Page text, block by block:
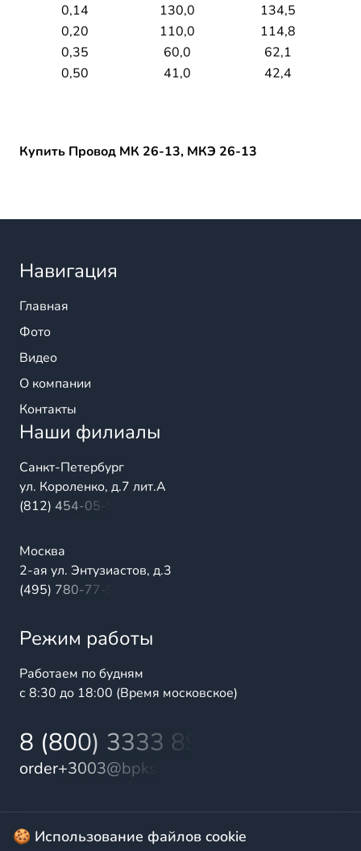
0,14
130,0
134,5
0,20
110,0
114,8
0,35
60,0
62,1
0,50
41,0 42,4
Купить Провод МК 26-13, МКЭ 26-13
Навигация
Главная
Фото
Видео
О компании
Контакты
Наши филиалы
Санкт-Петербург
ул. Короленко, д.7 лит.А
(812) 454-05-54
Москва
2-ая ул. Энтузиастов, д.3
(495) 780-77-98
Режим работы
Работаем по будням
с 8:30 до 18:00 (Время московское)
8 (800) 3333 899
order+3003@bpks.ru
© 2025 БалтПромКомплект — комплексные поставки
🍪 Использование файлов cookie